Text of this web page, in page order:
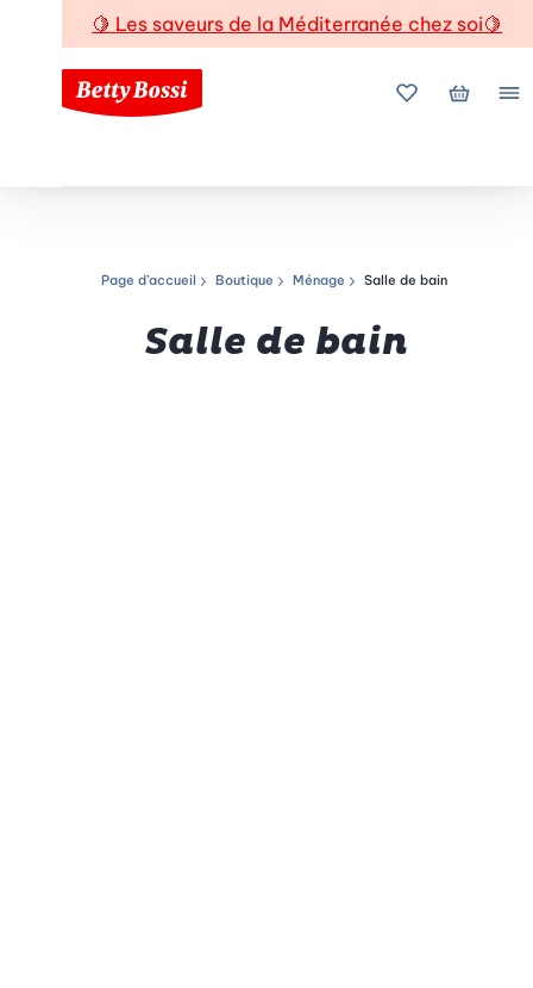
🍋 Les saveurs de la Méditerranée chez soi🍋
Mes favoris
Mon
Chemin de navigation
Page d’accueil Boutique Ménage Salle de bain
Salle de bain